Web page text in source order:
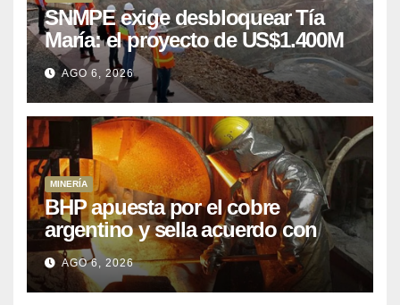
SNMPE exige desbloquear Tía
María: el proyecto de US$1.400M
que Perú lleva 15 años
posponiendo
AGO 6, 2026
MINERÍA
BHP apuesta por el cobre
argentino y sella acuerdo con
Kobrea para siete proyecto
AGO 6, 2026